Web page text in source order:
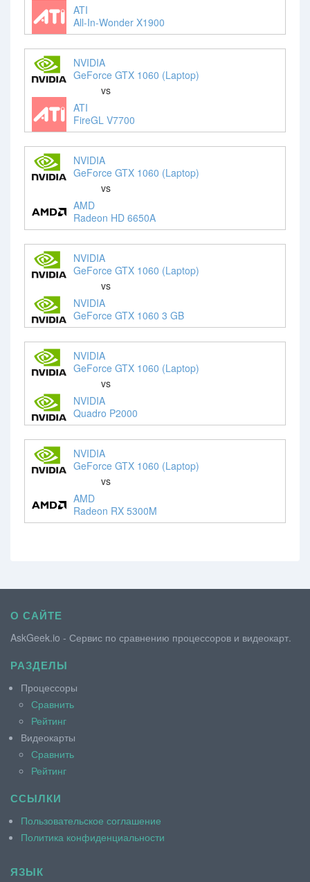
ATI
All-In-Wonder X1900
NVIDIA
GeForce GTX 1060 (Laptop)
vs
ATI
FireGL V7700
NVIDIA
GeForce GTX 1060 (Laptop)
vs
AMD
Radeon HD 6650A
NVIDIA
GeForce GTX 1060 (Laptop)
vs
NVIDIA
GeForce GTX 1060 3 GB
NVIDIA
GeForce GTX 1060 (Laptop)
vs
NVIDIA
Quadro P2000
NVIDIA
GeForce GTX 1060 (Laptop)
vs
AMD
Radeon RX 5300M
О САЙТЕ
AskGeek.io - Сервис по сравнению процессоров и видеокарт.
РАЗДЕЛЫ
Процессоры
Сравнить
Рейтинг
Видеокарты
Сравнить
Рейтинг
ССЫЛКИ
Пользовательское соглашение
Политика конфиденциальности
ЯЗЫК